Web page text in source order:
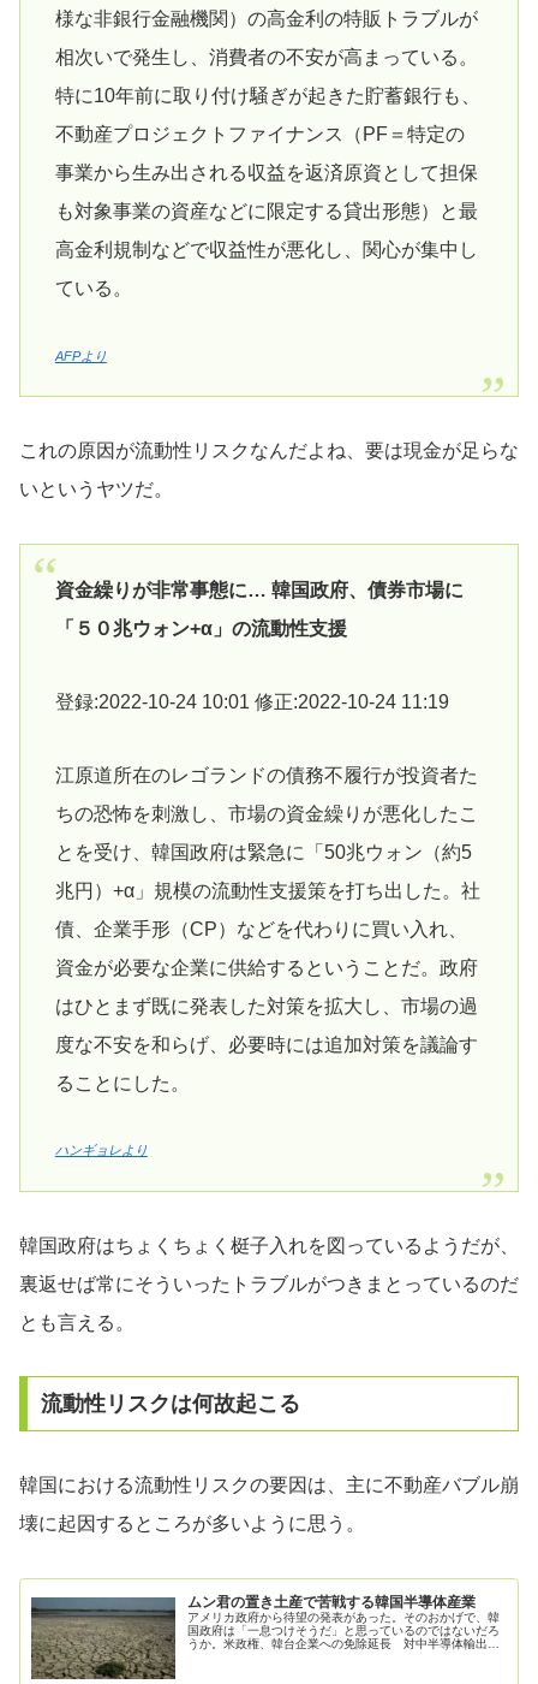
様な非銀行金融機関）の高金利の特販トラブルが
相次いで発生し、消費者の不安が高まっている。
特に10年前に取り付け騒ぎが起きた貯蓄銀行も、
不動産プロジェクトファイナンス（PF＝特定の
事業から生み出される収益を返済原資として担保
も対象事業の資産などに限定する貸出形態）と最
高金利規制などで収益性が悪化し、関心が集中し
ている。
AFPより
これの原因が流動性リスクなんだよね、要は現金が足らな
いというヤツだ。
資金繰りが非常事態に… 韓国政府、債券市場に
「５０兆ウォン+α」の流動性支援
登録:2022-10-24 10:01 修正:2022-10-24 11:19
江原道所在のレゴランドの債務不履行が投資者た
ちの恐怖を刺激し、市場の資金繰りが悪化したこ
とを受け、韓国政府は緊急に「50兆ウォン（約5
兆円）+α」規模の流動性支援策を打ち出した。社
債、企業手形（CP）などを代わりに買い入れ、
資金が必要な企業に供給するということだ。政府
はひとまず既に発表した対策を拡大し、市場の過
度な不安を和らげ、必要時には追加対策を議論す
ることにした。
ハンギョレより
韓国政府はちょくちょく梃子入れを図っているようだが、
裏返せば常にそういったトラブルがつきまとっているのだ
とも言える。
流動性リスクは何故起こる
韓国における流動性リスクの要因は、主に不動産バブル崩
壊に起因するところが多いように思う。
ムン君の置き土産で苦戦する韓国半導体産業
アメリカ政府から待望の発表があった。そのおかげで、韓
国政府は「一息つけそうだ」と思っているのではないだろ
うか。米政権、韓台企業への免除延長 対中半導体輸出規